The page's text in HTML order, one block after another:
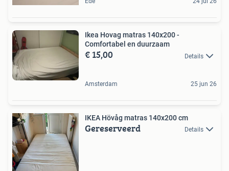
Ikea Hovag matras 140x200 -
Comfortabel en duurzaam
€ 15,00 Details
Amsterdam 25 jun 26
IKEA Hövåg matras 140x200 cm
Gereserveerd Details